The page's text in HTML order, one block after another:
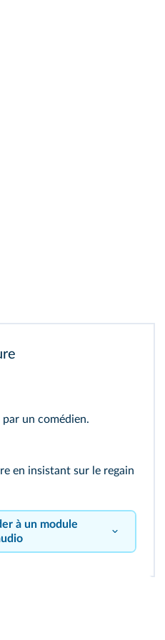
par un comédien.
en insistant sur le regain
à un module